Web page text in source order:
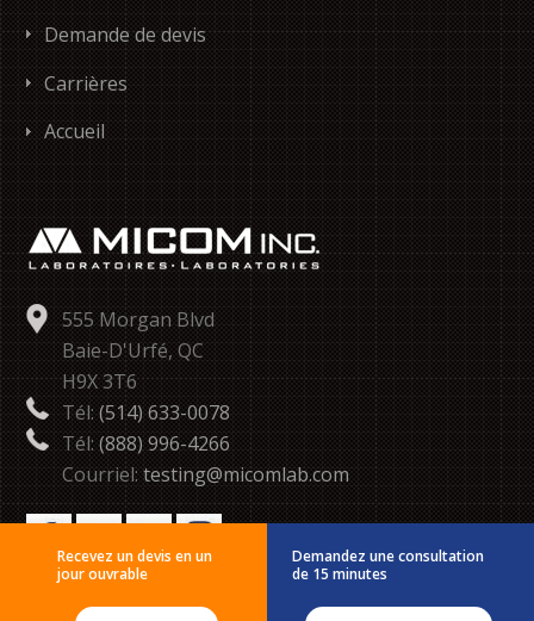
Demande de devis
Carrières
Accueil
555 Morgan Blvd
Baie-D'Urfé, QC
H9X 3T6
Tél:(514) 633-0078
Tél:(888) 996-4266
Courriel:testing@micomlab.com
Recevez un devis en un
jour ouvrable
Demandez une consultation
de 15 minutes